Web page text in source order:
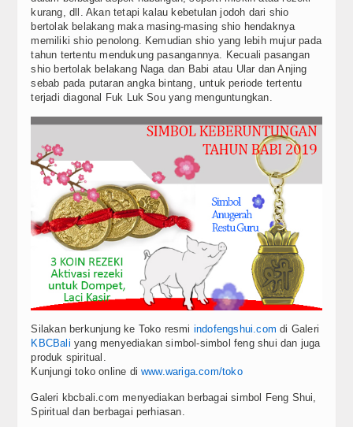
kurang, dll. Akan tetapi kalau kebetulan jodoh dari shio
bertolak belakang maka masing-masing shio hendaknya
memiliki shio penolong. Kemudian shio yang lebih mujur pada
tahun tertentu mendukung pasangannya. Kecuali pasangan
shio bertolak belakang Naga dan Babi atau Ular dan Anjing
sebab pada putaran angka bintang, untuk periode tertentu
terjadi diagonal Fuk Luk Sou yang menguntungkan.
Silakan berkunjung ke Toko resmi indofengshui.com di Galeri
KBCBali yang menyediakan simbol-simbol feng shui dan juga
produk spiritual.
Kunjungi toko online diwww.wariga.com/toko
Galeri kbcbali.com menyediakan berbagai simbol Feng Shui,
Spiritual dan berbagai perhiasan.